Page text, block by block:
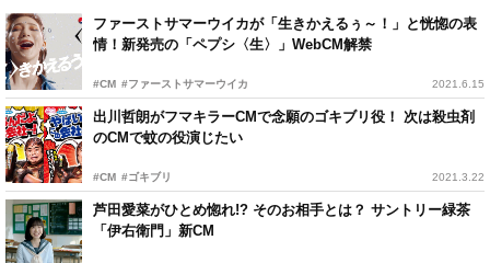
ファーストサマーウイカが「生きかえるぅ～！」と恍惚の表
情！新発売の「ペプシ〈生〉」WebCM解禁
#CM #ファーストサマーウイカ 2021.6.15
出川哲朗がフマキラーCMで念願のゴキブリ役！ 次は殺虫剤
のCMで蚊の役演じたい
#CM #ゴキブリ 2021.3.22
芦田愛菜がひとめ惚れ!? そのお相手とは？ サントリー緑茶
「伊右衛門」新CM